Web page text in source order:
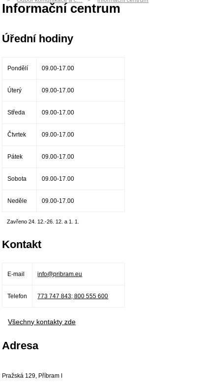
Informační centrum
Úřední hodiny
Pondělí 09.00-17.00
Úterý 09.00-17.00
Středa 09.00-17.00
Čtvrtek 09.00-17.00
Pátek 09.00-17.00
Sobota 09.00-17.00
Neděle 09.00-17.00
Zavřeno 24. 12.-26. 12. a 1. 1.
Kontakt
E-mail info@pribram.eu
Telefon 773 747 843; 800 555 600
Všechny kontakty zde
Adresa
Pražská 129, Příbram I